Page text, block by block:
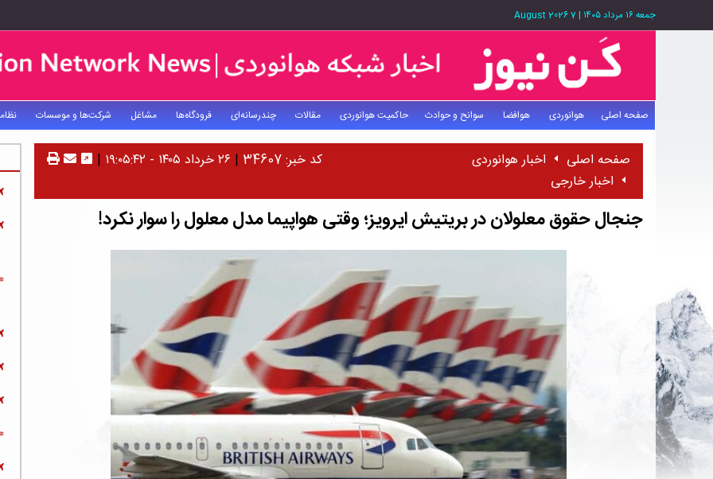
جمعه ۱۶ مرداد ۱۴۰۵ |
7 August 2026
صفحه اصلی هوانوردی هوافضا سوانح و حوادث حاکمیت هوانوردی مقالات چندرسانه‌ای فرودگاه‌ها مشاغل شرکت‌ها و موسسات
صفحه اصلی
اخبار هوانوردی
اخبار خارجی
کد خبر: 34607 | ۲۶ خرداد ۱۴۰۵ - ۱۹:۰۵:۴۲ |
جنجال حقوق معلولان در بریتیش ایرویز؛ وقتی هواپیما مدل معلول را سوار نکرد!